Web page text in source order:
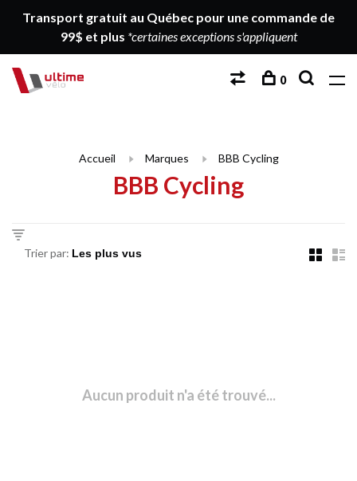
Transport gratuit au Québec pour une commande de
99$ et plus *certaines exceptions s'appliquent
0
Accueil Marques BBB Cycling
BBB Cycling
Trier par:
Aucun produit n'a été trouvé...